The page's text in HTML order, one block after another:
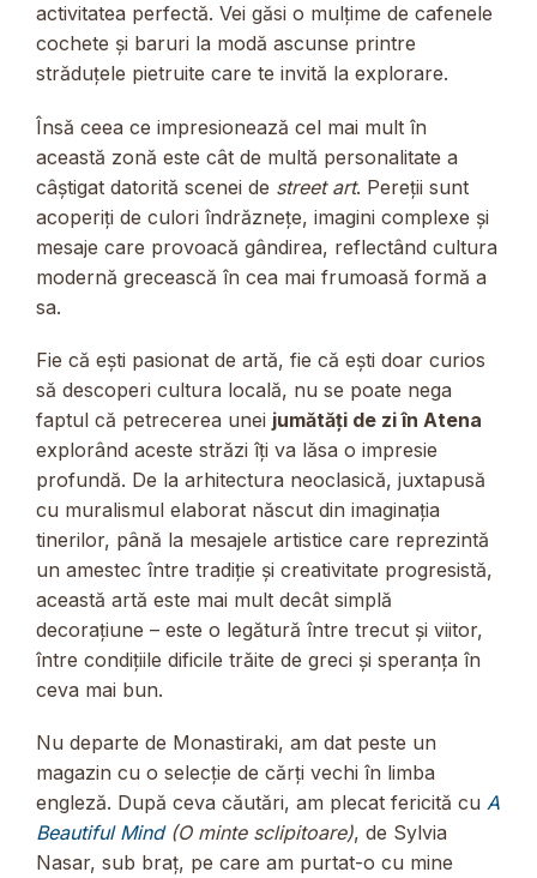
activitatea perfectă. Vei găsi o mulțime de cafenele
cochete și baruri la modă ascunse printre
străduțele pietruite care te invită la explorare.
Însă ceea ce impresionează cel mai mult în
această zonă este cât de multă personalitate a
câștigat datorită scenei de street art. Pereții sunt
acoperiți de culori îndrăznețe, imagini complexe și
mesaje care provoacă gândirea, reflectând cultura
modernă grecească în cea mai frumoasă formă a
sa.
Fie că ești pasionat de artă, fie că ești doar curios
să descoperi cultura locală, nu se poate nega
faptul că petrecerea unei jumătăți de zi în Atena
explorând aceste străzi îți va lăsa o impresie
profundă. De la arhitectura neoclasică, juxtapusă
cu muralismul elaborat născut din imaginația
tinerilor, până la mesajele artistice care reprezintă
un amestec între tradiție și creativitate progresistă,
această artă este mai mult decât simplă
decorațiune – este o legătură între trecut și viitor,
între condițiile dificile trăite de greci și speranța în
ceva mai bun.
Nu departe de Monastiraki, am dat peste un
magazin cu o selecție de cărți vechi în limba
engleză. După ceva căutări, am plecat fericită cu A
Beautiful Mind(O minte sclipitoare), de Sylvia
Nasar, sub braț, pe care am purtat-o cu mine